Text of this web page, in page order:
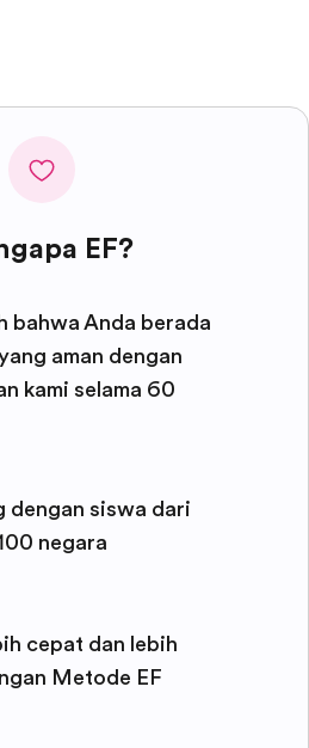
EF?
bahwa Anda berada
aman dengan
kami selama 60
dengan siswa dari
negara
cepat dan lebih
Metode EF